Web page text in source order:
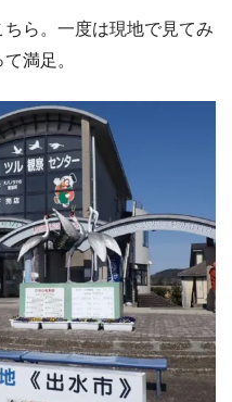
ら。一度は現地で見てみ
満足。